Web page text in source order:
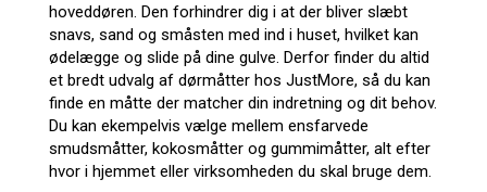
hoveddøren. Den forhindrer dig i at der bliver slæbt
snavs, sand og småsten med ind i huset, hvilket kan
ødelægge og slide på dine gulve. Derfor finder du altid
et bredt udvalg af dørmåtter hos JustMore, så du kan
finde en måtte der matcher din indretning og dit behov.
Du kan ekempelvis vælge mellem ensfarvede
smudsmåtter, kokosmåtter og gummimåtter, alt efter
hvor i hjemmet eller virksomheden du skal bruge dem.